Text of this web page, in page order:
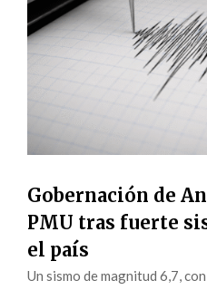
Gobernación de
PMU tras fuerte
el país
Un sismo de magnitud 6,7,